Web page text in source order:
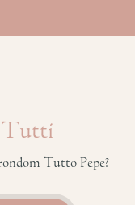
Tutti
Tutto Pepe?